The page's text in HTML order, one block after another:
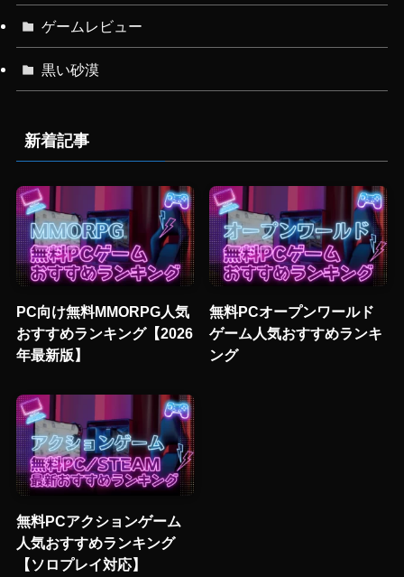
ゲームレビュー
黒い砂漠
新着記事
PC向け無料MMORPG人気
おすすめランキング【2026
年最新版】
無料PCオープンワールド
ゲーム人気おすすめランキ
ング
無料PCアクションゲーム
人気おすすめランキング
【ソロプレイ対応】